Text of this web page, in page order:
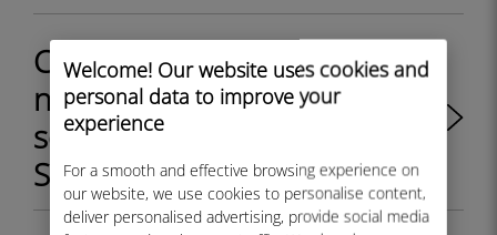
Welcome! Our website uses cookies and
personal data to improve your
experience
For a smooth and effective browsing experience on
our website, we use cookies to personalise content,
deliver personalised advertising, provide social media
Como instalar o Ubigi eSIM
no Samsung Galaxy S22
series (incluindo S22, S22+ e
S22 Ultra)?